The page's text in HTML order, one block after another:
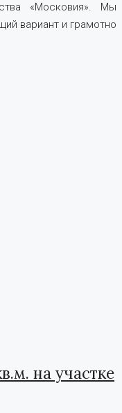
«Московия». Мы
вариант и грамотно
на участке